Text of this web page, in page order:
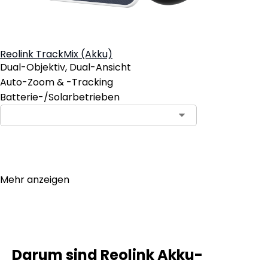
Reolink TrackMix (Akku)
Dual-Objektiv, Dual-Ansicht
Auto-Zoom & -Tracking
Batterie-/Solarbetrieben
Mehr anzeigen
Darum sind Reolink Akku-